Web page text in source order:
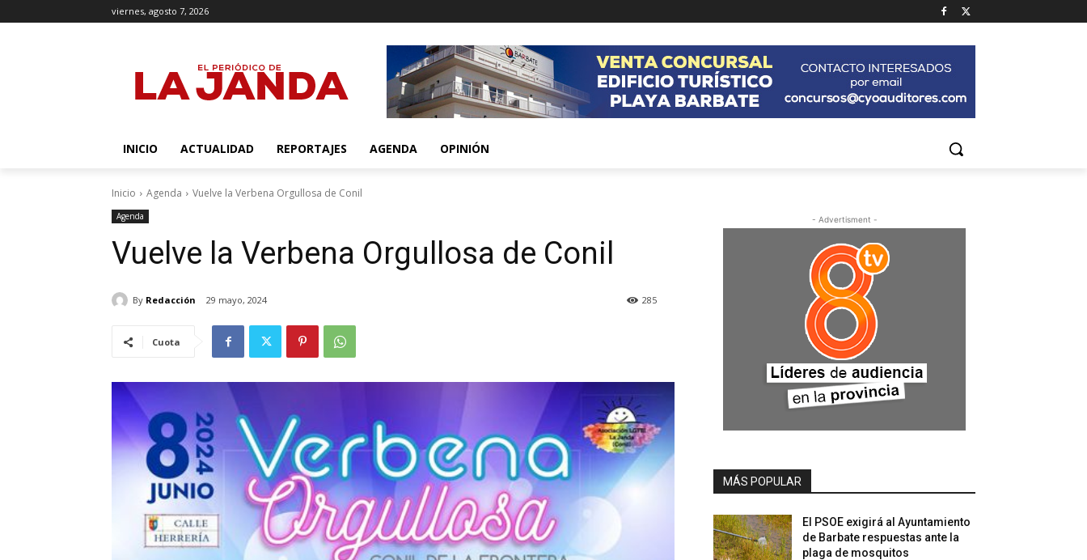
viernes, agosto 7, 2026
INICIO ACTUALIDAD REPORTAJES AGENDA OPINIÓN
Inicio Agenda Vuelve la Verbena Orgullosa de Conil
Agenda
Vuelve la Verbena Orgullosa de Conil
By Redacción 29 mayo, 2024 285
Cuota
- Advertisment -
MÁS POPULAR
El PSOE exigirá al Ayuntamiento
de Barbate respuestas ante la
plaga de mosquitos